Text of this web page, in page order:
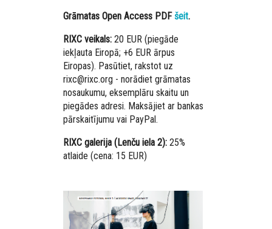
Grāmatas Open Access PDFšeit.
RIXC veikals: 20 EUR (piegāde
iekļauta Eiropā; +6 EUR ārpus
Eiropas). Pasūtiet, rakstot uz
rixc@rixc.org - norādiet grāmatas
nosaukumu, eksemplāru skaitu un
piegādes adresi. Maksājiet ar bankas
pārskaitījumu vai PayPal.
RIXC galerija (Lenču iela 2): 25%
atlaide (cena: 15 EUR)